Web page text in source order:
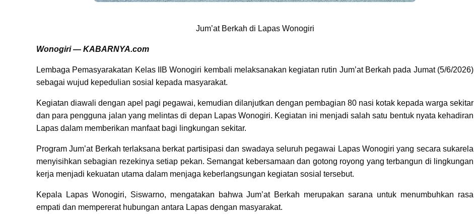
Jum’at Berkah di Lapas Wonogiri
Wonogiri — KABARNYA.com
Lembaga Pemasyarakatan Kelas IIB Wonogiri kembali melaksanakan kegiatan rutin Jum’at Berkah pada Jumat (5/6/2026)
sebagai wujud kepedulian sosial kepada masyarakat.
Kegiatan diawali dengan apel pagi pegawai, kemudian dilanjutkan dengan pembagian 80 nasi kotak kepada warga sekitar
dan para pengguna jalan yang melintas di depan Lapas Wonogiri. Kegiatan ini menjadi salah satu bentuk nyata kehadiran
Lapas dalam memberikan manfaat bagi lingkungan sekitar.
Program Jum’at Berkah terlaksana berkat partisipasi dan swadaya seluruh pegawai Lapas Wonogiri yang secara sukarela
menyisihkan sebagian rezekinya setiap pekan. Semangat kebersamaan dan gotong royong yang terbangun di lingkungan
kerja menjadi kekuatan utama dalam menjaga keberlangsungan kegiatan sosial tersebut.
Kepala Lapas Wonogiri, Siswarno, mengatakan bahwa Jum’at Berkah merupakan sarana untuk menumbuhkan rasa
empati dan mempererat hubungan antara Lapas dengan masyarakat.